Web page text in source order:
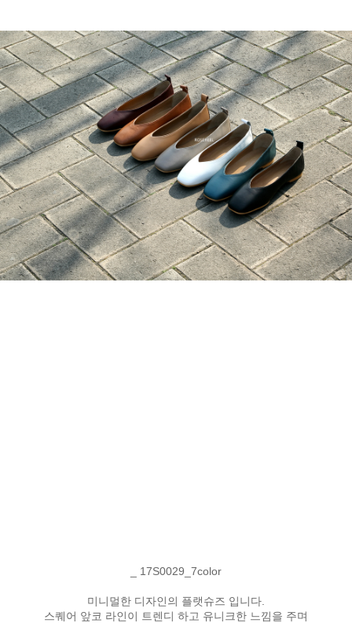
_ 17S0029_7color
미니멀한 디자인의 플랫슈즈 입니다.
스퀘어 앞코 라인이 트렌디 하고 유니크한 느낌을 주며